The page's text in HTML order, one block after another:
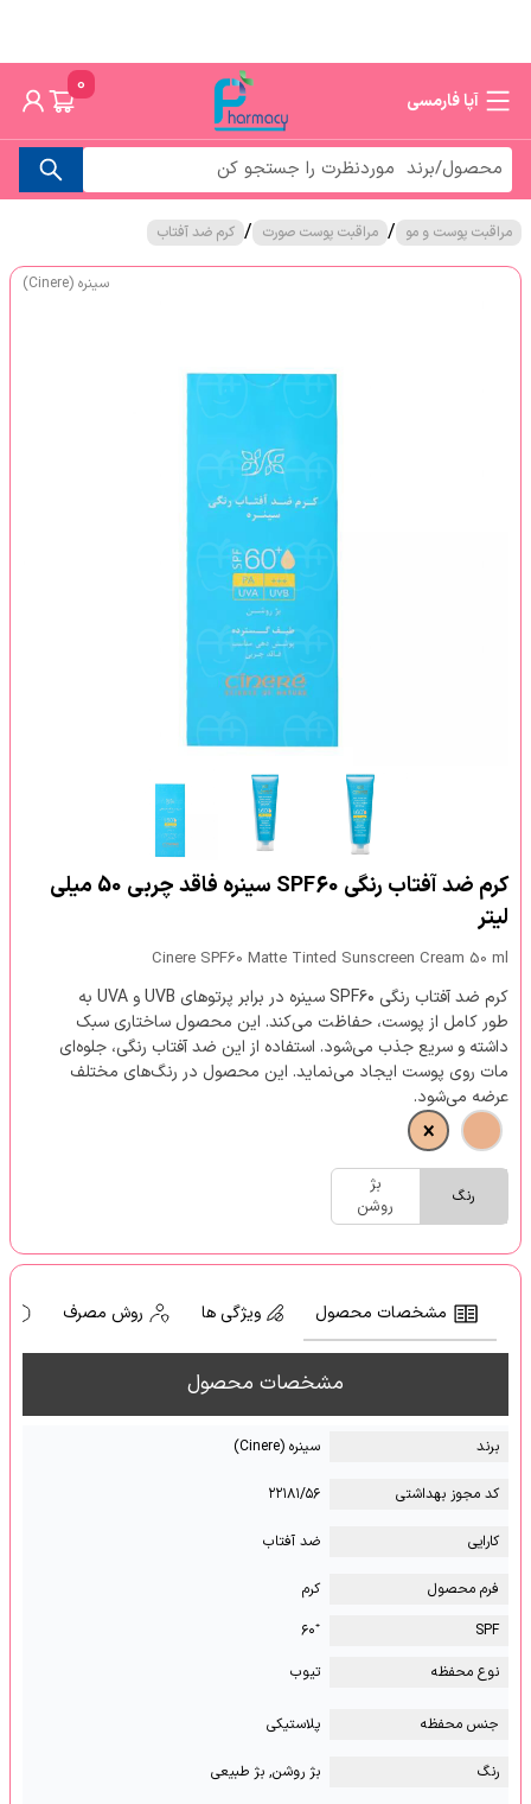
آپا فارمسی
0
مراقبت پوست و مو / مراقبت پوست صورت / کرم ضد آفتاب
سینره (Cinere)
کرم ضد آفتاب رنگی SPF60 سینره فاقد چربی 50 میلی
لیتر
Cinere SPF60 Matte Tinted Sunscreen Cream 50 ml
کرم ضد آفتاب رنگی SPF۶۰ سینره در برابر پرتوهای UVB و UVA به
طور کامل از پوست، حفاظت می‌کند. این محصول ساختاری سبک
داشته و سریع جذب می‌شود. استفاده از این ضد آفتاب رنگی، جلوه‌ای
مات روی پوست ایجاد می‌نماید. این محصول در رنگ‌های مختلف
عرضه می‌شود.
رنگ
بژ
روشن
مشخصات محصول ویژگی ها روش مصرف
مشخصات محصول
برند سینره (Cinere)
کد مجوز بهداشتی ۲۲۱۸۱/۵۶
کارایی ضد آفتاب
فرم محصول
کرم
SPF
⁺۶۰
نوع محفظه
تیوب
جنس محفظه پلاستیکی
رنگ بژ روشن, بژ طبیعی